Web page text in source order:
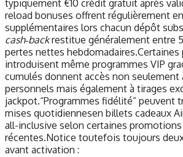
typiquement €10 crédit gratuit après
reload bonuses offrent régulièrement
supplémentaires lors chacun dépôt
cash‑backrestitue généralement entre
pertes nettes
introduisent même programmes VIP
cumulés donnent accès non seulement
personnels mais également à tirages
jackpot.“Programmes fidélité” peuvent
mises quotidiennes​en billets cadeaux
all-inclusive selon certaines promotions
récentes.Notice toutefois toujours
avant activation :